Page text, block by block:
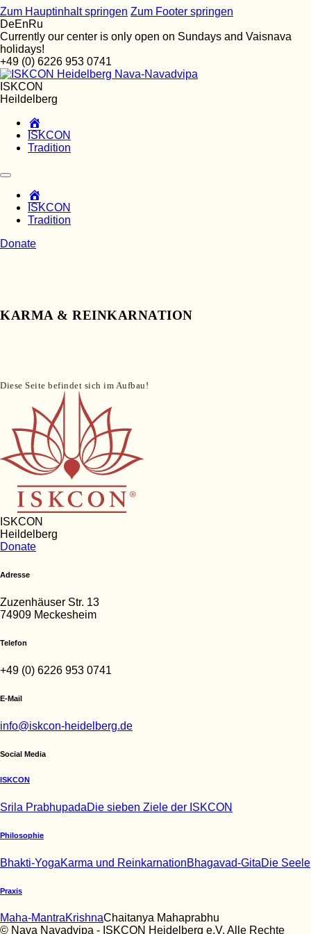
Zum Hauptinhalt springen Zum Footer springen
DeEnRu
Currently our center is only open on Sundays and Vaisnava
holidays!
+49 (0) 6226 953 0741
ISKCON
Heildelberg
ISKCON
Tradition
ISKCON
Tradition
Donate
KARMA & REINKARNATION
Diese Seite befindet sich im Aufbau!
ISKCON
Heildelberg
Donate
Adresse
Zuzenhäuser Str. 13
74909 Meckesheim
Telefon
+49 (0) 6226 953 0741
E-Mail
info@iskcon-heidelberg.de
Social Media
ISKCON
Srila PrabhupadaDie sieben Ziele der ISKCON
Philosophie
Bhakti-YogaKarma und ReinkarnationBhagavad-GitaDie Seele
Praxis
Maha-MantraKrishnaChaitanya Mahaprabhu
© Nava Navadvipa - ISKCON Heidelberg e.V. Alle Rechte